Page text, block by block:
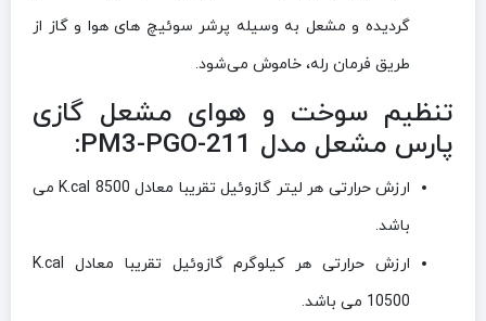
گردیده و مشعل به وسیله پرشر سوئیچ های هوا و گاز از
طریق فرمان رله، خاموش می‌شود.
تنظیم سوخت و هوای مشعل گازی
پارس مشعل مدل PM3-PGO-211
:
ارزش حرارتی هر لیتر گازوئیل تقریبا معادل K.cal 8500 می
باشد.
ارزش حرارتی هر کیلوگرم گازوئیل تقریبا معادل K.cal
10500 می باشد.